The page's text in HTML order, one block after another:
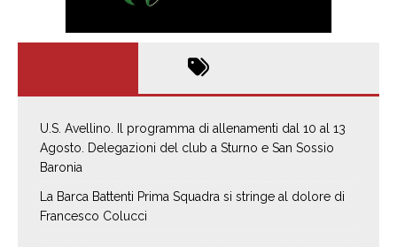
U.S. Avellino. Il programma di allenamenti dal 10 al 13
Agosto. Delegazioni del club a Sturno e San Sossio
Baronia
La Barca Battenti Prima Squadra si stringe al dolore di
Francesco Colucci